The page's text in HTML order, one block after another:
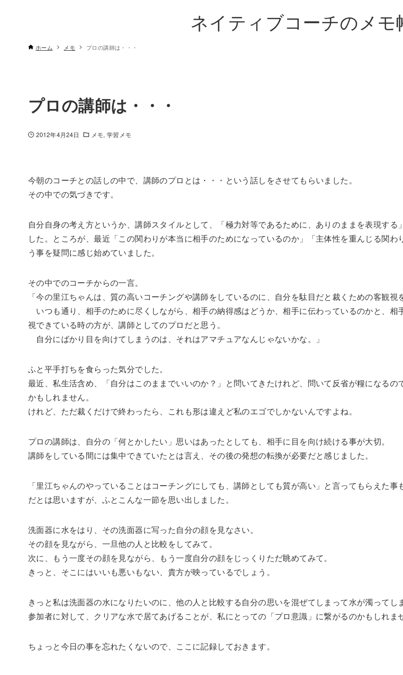
ネイティブコーチのメモ
ホーム メモ プロの講師は・・・
プロの講師は・・・
2012年4月24日 メモ 学習メモ
今朝のコーチとの話しの中で、講師のプロとは・・・という話しをさせてもらいました。
その中での気づきです。
自分自身の考え方というか、講師スタイルとして、「極力対等であるために、ありのままを表現する
した。ところが、最近「この関わりが本当に相手のためになっているのか」「主体性を重んじる関わ
う事を疑問に感じ始めていました。
その中でのコーチからの一言。
「今の里江ちゃんは、質の高いコーチングや講師をしているのに、自分を駄目だと裁くための客観視
いつも通り、相手のために尽くしながら、相手の納得感はどうか、相手に伝わっているのかと、相
視できている時の方が、講師としてのプロだと思う。
自分にばかり目を向けてしまうのは、それはアマチュアなんじゃないかな。」
ふと平手打ちを食らった気分でした。
最近、私生活含め、「自分はこのままでいいのか？」と問いてきたけれど、問いて反省が糧になるの
かもしれません。
けれど、ただ裁くだけで終わったら、これも形は違えど私のエゴでしかないんですよね。
プロの講師は、自分の「何とかしたい」思いはあったとしても、相手に目を向け続ける事が大切。
講師をしている間には集中できていたとは言え、その後の発想の転換が必要だと感じました。
「里江ちゃんのやっていることはコーチングにしても、講師としても質が高い」と言ってもらえた事
だとは思いますが、ふとこんな一節を思い出しました。
洗面器に水をはり、その洗面器に写った自分の顔を見なさい。
その顔を見ながら、一旦他の人と比較をしてみて。
次に、もう一度その顔を見ながら、もう一度自分の顔をじっくりただ眺めてみて。
きっと、そこにはいいも悪いもない、貴方が映っているでしょう。
きっと私は洗面器の水になりたいのに、他の人と比較する自分の思いを混ぜてしまって水が濁ってし
参加者に対して、クリアな水で居てあげることが、私にとっての「プロ意識」に繋がるのかもしれま
ちょっと今日の事を忘れたくないので、ここに記録しておきます。